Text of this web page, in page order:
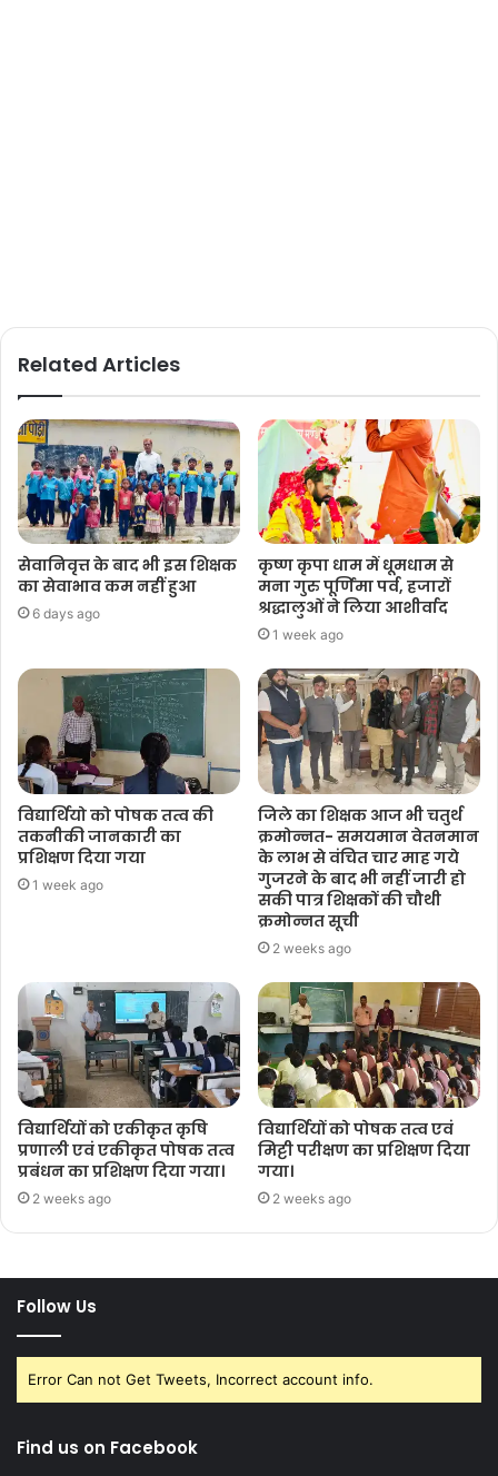
Related Articles
सेवानिवृत्त के बाद भी इस शिक्षक
का सेवाभाव कम नहीं हुआ
6 days ago
कृष्ण कृपा धाम में धूमधाम से
मना गुरु पूर्णिमा पर्व, हजारों
श्रद्धालुओं ने लिया आशीर्वाद
1 week ago
विद्यार्थियो को पोषक तत्व की
तकनीकी जानकारी का
प्रशिक्षण दिया गया
1 week ago
जिले का शिक्षक आज भी चतुर्थ
क्रमोन्नत- समयमान वेतनमान
के लाभ से वंचित चार माह गये
गुजरने के बाद भी नहीं जारी हो
सकी पात्र शिक्षकों की चौथी
क्रमोन्नत सूची
2 weeks ago
विद्यार्थियों को एकीकृत कृषि
प्रणाली एवं एकीकृत पोषक तत्व
प्रबंधन का प्रशिक्षण दिया गया।
2 weeks ago
विद्यार्थियों को पोषक तत्व एवं
मिट्टी परीक्षण का प्रशिक्षण दिया
गया।
2 weeks ago
Follow Us
Error Can not Get Tweets, Incorrect account info.
Find us on Facebook